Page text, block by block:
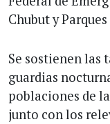
Chubut y
Se sostienen las
guardias
poblaciones de
junto con los